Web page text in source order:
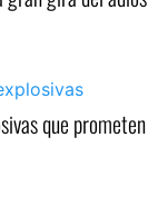
que prometen